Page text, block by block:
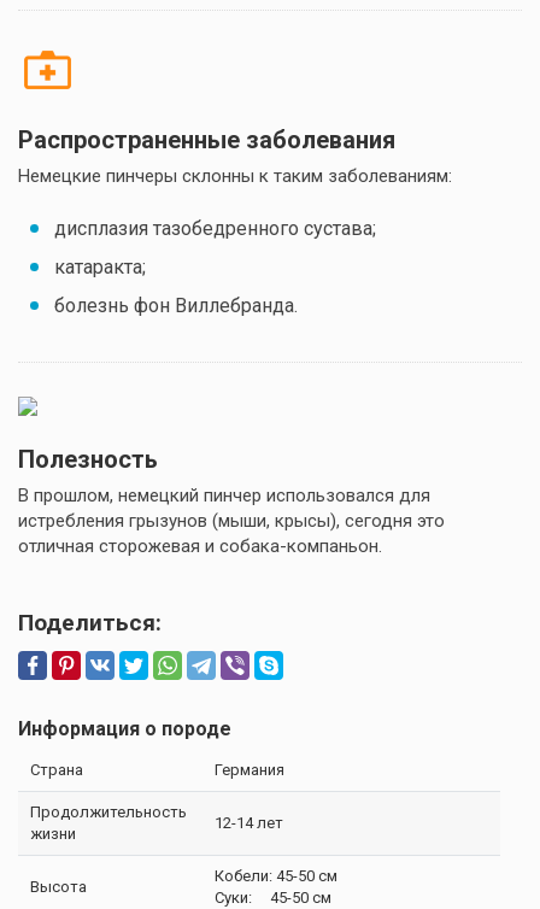
Распространенные заболевания
Немецкие пинчеры склонны к таким заболеваниям:
дисплазия тазобедренного сустава;
катаракта;
болезнь фон Виллебранда.
Полезность
В прошлом, немецкий пинчер использовался для
истребления грызунов (мыши, крысы), сегодня это
отличная сторожевая и собака-компаньон.
Поделиться:
Информация о породе
Страна Германия
Продолжительность
жизни
12-14 лет
Высота
Кобели: 45-50 см
Суки: 45-50 см